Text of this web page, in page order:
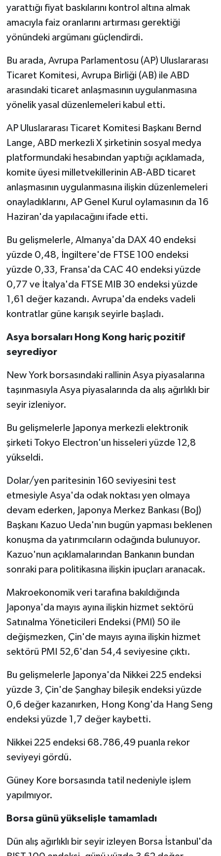
yarattığı fiyat baskılarını kontrol altına almak
amacıyla faiz oranlarını artırması gerektiği
yönündeki argümanı güçlendirdi.
Bu arada, Avrupa Parlamentosu (AP) Uluslararası
Ticaret Komitesi, Avrupa Birliği (AB) ile ABD
arasındaki ticaret anlaşmasının uygulanmasına
yönelik yasal düzenlemeleri kabul etti.
AP Uluslararası Ticaret Komitesi Başkanı Bernd
Lange, ABD merkezli X şirketinin sosyal medya
platformundaki hesabından yaptığı açıklamada,
komite üyesi milletvekillerinin AB-ABD ticaret
anlaşmasının uygulanmasına ilişkin düzenlemeleri
onayladıklarını, AP Genel Kurul oylamasının da 16
Haziran'da yapılacağını ifade etti.
Bu gelişmelerle, Almanya'da DAX 40 endeksi
yüzde 0,48, İngiltere'de FTSE 100 endeksi
yüzde 0,33, Fransa'da CAC 40 endeksi yüzde
0,77 ve İtalya'da FTSE MIB 30 endeksi yüzde
1,61 değer kazandı. Avrupa'da endeks vadeli
kontratlar güne karışık seyirle başladı.
Asya borsaları Hong Kong hariç pozitif
seyrediyor
New York borsasındaki rallinin Asya piyasalarına
taşınmasıyla Asya piyasalarında da alış ağırlıklı bir
seyir izleniyor.
Bu gelişmelerle Japonya merkezli elektronik
şirketi Tokyo Electron'un hisseleri yüzde 12,8
yükseldi.
Dolar/yen paritesinin 160 seviyesini test
etmesiyle Asya'da odak noktası yen olmaya
devam ederken, Japonya Merkez Bankası (BoJ)
Başkanı Kazuo Ueda'nın bugün yapması beklenen
konuşma da yatırımcıların odağında bulunuyor.
Kazuo'nun açıklamalarından Bankanın bundan
sonraki para politikasına ilişkin ipuçları aranacak.
Makroekonomik veri tarafına bakıldığında
Japonya'da mayıs ayına ilişkin hizmet sektörü
Satınalma Yöneticileri Endeksi (PMI) 50 ile
değişmezken, Çin'de mayıs ayına ilişkin hizmet
sektörü PMI 52,6'dan 54,4 seviyesine çıktı.
Bu gelişmelerle Japonya'da Nikkei 225 endeksi
yüzde 3, Çin'de Şanghay bileşik endeksi yüzde
0,6 değer kazanırken, Hong Kong'da Hang Seng
endeksi yüzde 1,7 değer kaybetti.
Nikkei 225 endeksi 68.786,49 puanla rekor
seviyeyi gördü.
Güney Kore borsasında tatil nedeniyle işlem
yapılmıyor.
Borsa günü yükselişle tamamladı
Dün alış ağırlıklı bir seyir izleyen Borsa İstanbul'da